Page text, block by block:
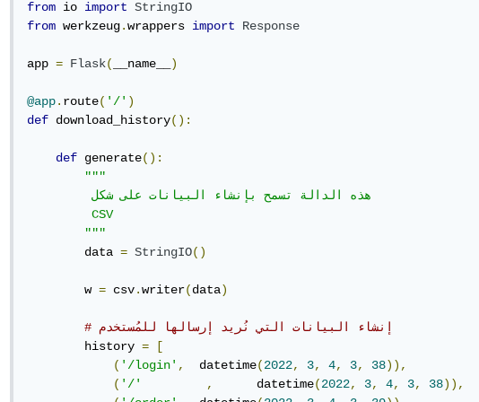
from io import StringIO
from werkzeug.wrappers import Response
app = Flask( __name__ )
@app. route( '/' )
def download_history():
def generate():
"""
         CSV
        """
        data
= StringIO()
        w
= csv.writer(data)
# إنشاء البيانات التي نُريد إرسالها للمُستخدم
        history
=
[
( '/login' , datetime(2022, 3, 4, 3, 38)),
( '/' , datetime(2022, 3, 4, 3, 38)),